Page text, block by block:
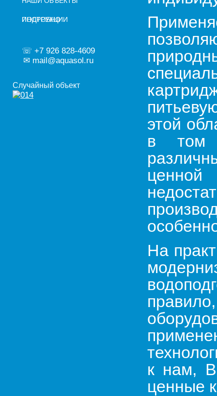
ПОДРОБНО
ИНСТРУКЦИИ
☏ +7 926 828-4609
✉ mail@aquasol.ru
Случайный объект
этой
в том
На
к нам,
ценные